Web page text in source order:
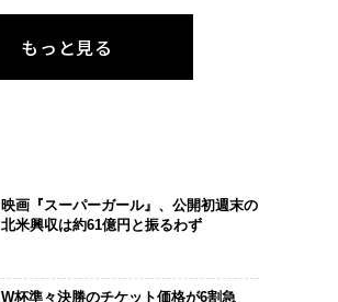
もっと見る
映画『スーパーガール』、公開初週末の
北米興収は約61億円と振るわず
W杯準々決勝のチケット価格が6割急